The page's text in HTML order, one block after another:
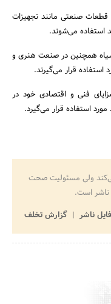
قطعات صنعتی مانند تجهیزات
استفاده می‌شوند.
همچنین در صنعت هنری و
قرار می‌گیرند.
فنی و اقتصادی خود در
استفاده قرار می‌گیرد.
ولی مسئولیت صحت
است.
ناشر
گزارش تخلف